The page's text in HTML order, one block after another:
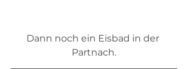
Dann noch ein Eisbad in der
Partnach.